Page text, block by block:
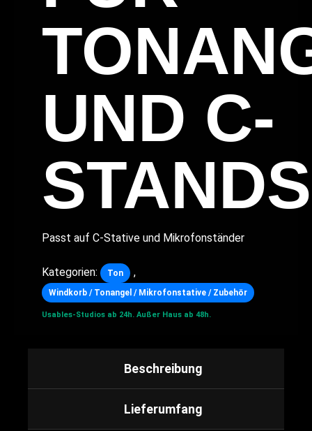
UND C-
STANDS
Passt auf C-Stative und Mikrofonständer
Kategorien: Ton ,
Windkorb / Tonangel / Mikrofonstative / Zubehör
Usables-Studios ab 24h. Außer Haus ab 48h.
Beschreibung
Lieferumfang